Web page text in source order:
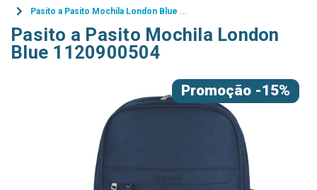
Pasito a Pasito Mochila London Blue 1120900504
Pasito a Pasito Mochila London
Blue 1120900504
Promoção -15%